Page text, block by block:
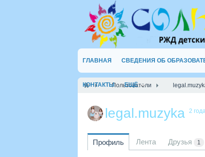
ГЛАВНАЯ СВЕДЕНИЯ ОБ
КОНТАКТЫ ЕЩЁ
Пользователи
legal.muzyka 2
Профиль Лента Друзья 1